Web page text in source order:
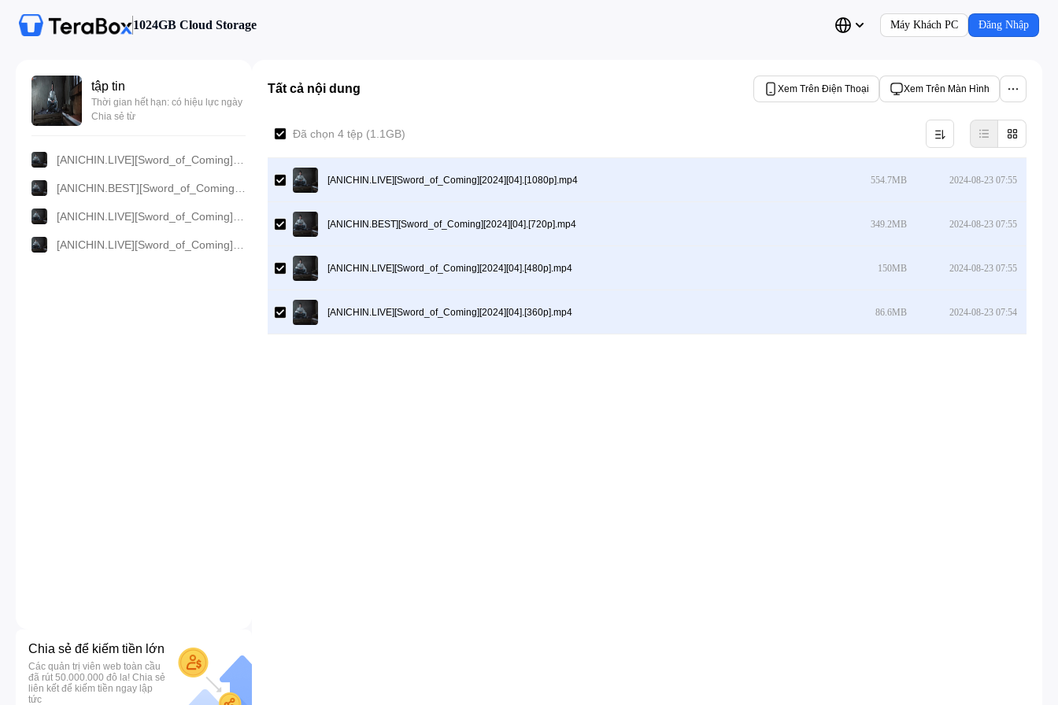
1024GB Cloud Storage Máy Khách PC Đăng Nhập
tập tin
Thời gian hết hạn: có hiệu lực ngày
Chia sẻ từ
Chia sẻ để kiếm tiền lớn
Các quản trị viên web toàn cầu
đã rút 50.000.000 đô la! Chia sẻ
liên kết để kiếm tiền ngay lập
tức
Tất cả nội dung Xem Trên Điện Thoại Xem Trên Màn Hình
Đã chọn 4 tệp (1.1GB)
[ANICHIN.LIVE][Sword_of_Coming][2024][04].[1080p].mp4 554.7MB 2024-08-23 07:55
[ANICHIN.BEST][Sword_of_Coming][2024][04].[720p].mp4 349.2MB 2024-08-23 07:55
[ANICHIN.LIVE][Sword_of_Coming][2024][04].[480p].mp4 150MB 2024-08-23 07:55
[ANICHIN.LIVE][Sword_of_Coming][2024][04].[360p].mp4 86.6MB 2024-08-23 07:54